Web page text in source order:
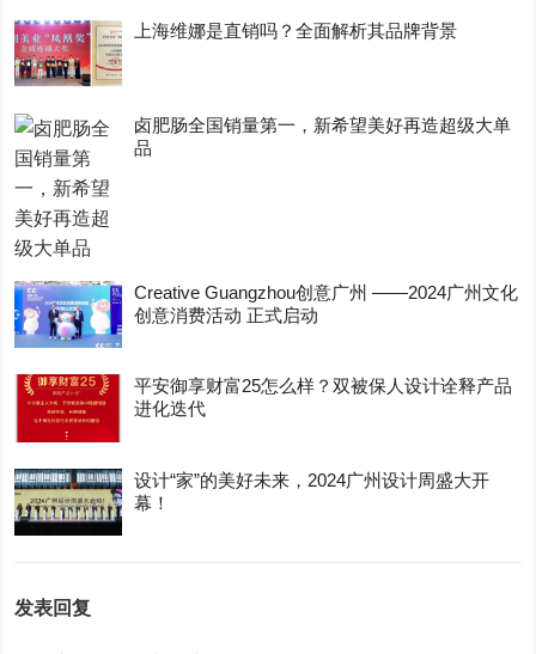
上海维娜是直销吗？全面解析其品牌背景
卤肥肠全国销量第一，新希望美好再造超级大单
品
Creative Guangzhou创意广州 ——2024广州文化
创意消费活动 正式启动
平安御享财富25怎么样？双被保人设计诠释产品
进化迭代
设计“家”的美好未来，2024广州设计周盛大开
幕！
发表回复